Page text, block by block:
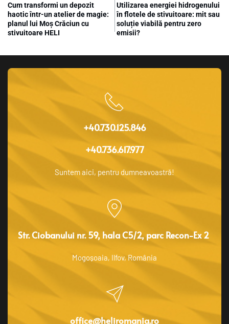
Cum transformi un depozit
haotic într-un atelier de magie:
planul lui Moș Crăciun cu
stivuitoare HELI
Utilizarea energiei hidrogenului
în flotele de stivuitoare: mit sau
soluție viabilă pentru zero
emisii?
+40.730.125.846
+40.736.617.977
Suntem aici, pentru dumneavoastră!
Str. Ciobanului nr. 59, hala C5/2, parc Recon-Ex 2
Mogoșoaia, Ilfov, România
office@heliromania.ro